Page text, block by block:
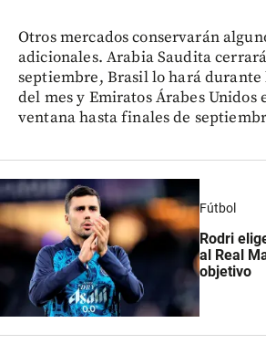
Otros mercados conservarán
adicionales. Arabia Saudita
septiembre, Brasil lo hará durante
del mes y Emiratos Árabes Unidos
ventana hasta finales de
Fútbol
Rodri
al Real
objetivo